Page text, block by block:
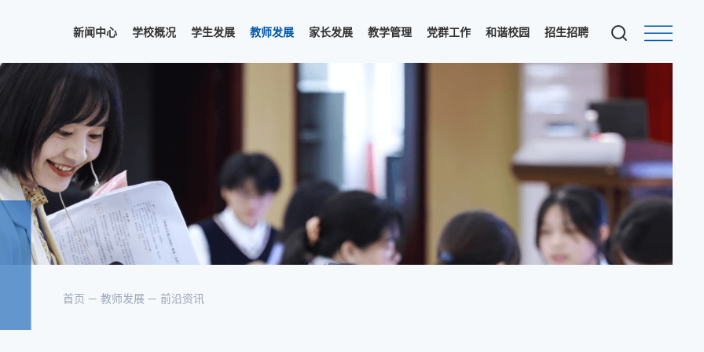
新闻中心 学校概况 学生发展 教师发展 家长发展 教学管理 党群工作 和谐校园 招生招聘
首页 教师发展 前沿资讯